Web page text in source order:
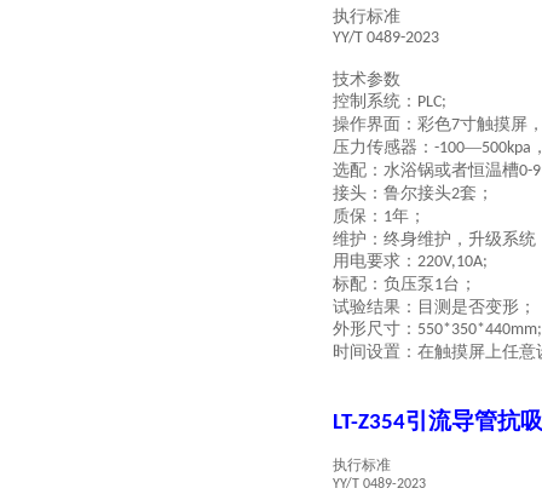
执行标准
YY/T 0489-2023
技术参数
控制系统： PLC;
操作界面：彩色7寸触摸屏
压力传感器： -100—500kpa
选配：水浴锅或者恒温槽0-
接头：鲁尔接头2套；
质保： 1年；
维护：终身维护，升级系
用电要求： 220V,10A;
标配：负压泵 1台；
试验结果：目测是否变形；
外形尺寸： 550*350*440mm;
时间设置：在触摸屏上任意
LT-Z354引流导管抗
执行标准
YY/T 0489-2023